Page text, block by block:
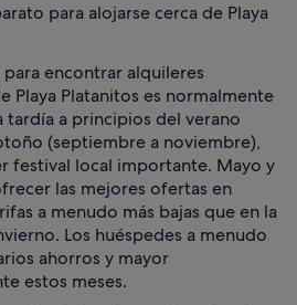
para alojarse cerca de Playa
para encontrar alquileres
Playa Platanitos es normalmente
tardía a principios del verano
(septiembre a noviembre),
festival local importante. Mayo y
las mejores ofertas en
a menudo más bajas que en la
Los huéspedes a menudo
ahorros y mayor
estos meses.